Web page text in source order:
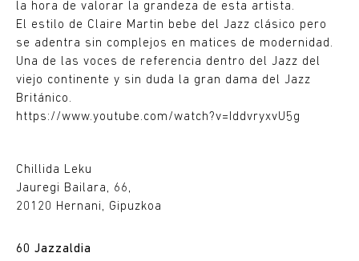
la hora de valorar la grandeza de esta artista.
El estilo de Claire Martin bebe del Jazz clásico pero
se adentra sin complejos en matices de modernidad.
Una de las voces de referencia dentro del Jazz del
viejo continente y sin duda la gran dama del Jazz
Británico.
https://www.youtube.com/watch?v=IddvryxvU5g
Chillida Leku
Jauregi Bailara, 66,
20120 Hernani, Gipuzkoa
60 Jazzaldia